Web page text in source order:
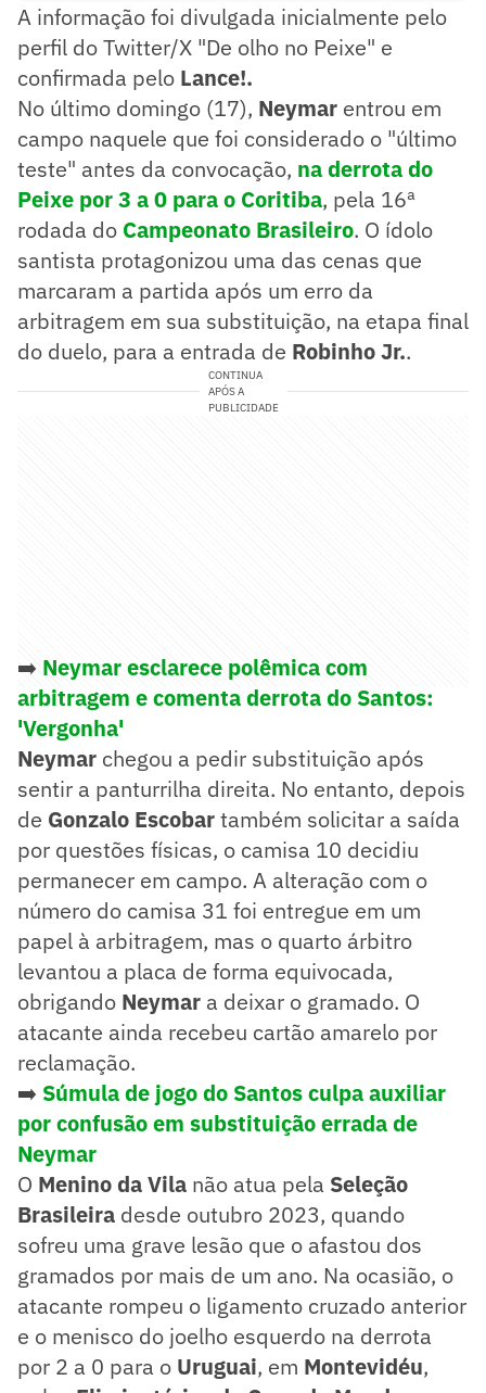
A informação foi divulgada inicialmente pelo
perfil do Twitter/X "De olho no Peixe" e
confirmada pelo Lance!.
No último domingo (17), Neymar entrou em
campo naquele que foi considerado o "último
teste" antes da convocação, na derrota do
Peixe por 3 a 0 para o Coritiba, pela 16ª
rodada do Campeonato Brasileiro. O ídolo
santista protagonizou uma das cenas que
marcaram a partida após um erro da
arbitragem em sua substituição, na etapa final
do duelo, para a entrada de Robinho Jr..
CONTINUA
APÓS A
PUBLICIDADE
➡️ Neymar esclarece polêmica com
arbitragem e comenta derrota do Santos:
'Vergonha'
Neymar chegou a pedir substituição após
sentir a panturrilha direita. No entanto, depois
de Gonzalo Escobartambém solicitar a saída
por questões físicas, o camisa 10 decidiu
permanecer em campo. A alteração com o
número do camisa 31 foi entregue em um
papel à arbitragem, mas o quarto árbitro
levantou a placa de forma equivocada,
obrigando Neymar a deixar o gramado. O
atacante ainda recebeu cartão amarelo por
reclamação.
➡️ Súmula de jogo do Santos culpa auxiliar
por confusão em substituição errada de
Neymar
O Menino da Vila não atua pela Seleção
Brasileira desde outubro 2023, quando
sofreu uma grave lesão que o afastou dos
gramados por mais de um ano. Na ocasião, o
atacante rompeu o ligamento cruzado anterior
e o menisco do joelho esquerdo na derrota
por 2 a 0 para o Uruguai, em Montevidéu,